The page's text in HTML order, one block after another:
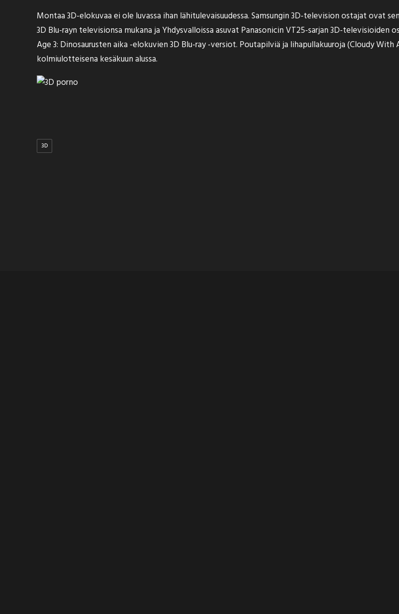
Montaa 3D-elokuvaa ei ole luvassa ihan lähitulevaisuudessa. Samsungin 3D-television ostajat ovat
3D Blu-rayn televisionsa mukanaja Yhdysvalloissa asuvat Panasonicin VT25-sarjan 3D-televisioiden
Age 3: Dinosaurusten aika -elokuvien 3D Blu-ray -versiot. Poutapilviä ja lihapullakuuroja (Cloudy
kolmiulotteisena kesäkuun alussa.
3D